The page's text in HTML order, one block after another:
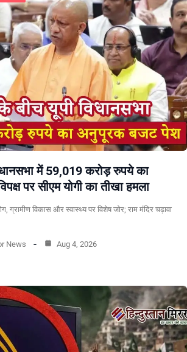
में 59,019 करोड़ रुपये का
पर सीएम योगी का तीखा हमला
ग्रामीण विकास और स्वास्थ्य पर विशेष जोर; राम मंदिर चढ़ावा
News Aug 4, 2026